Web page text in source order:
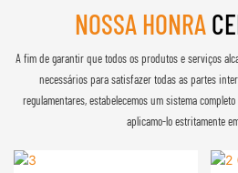
NOSSA HONRA
A fim de garantir que todos os produtos e serviços
necessários para satisfazer todas as partes
regulamentares, estabelecemos um sistema
aplicamo-lo estritamente